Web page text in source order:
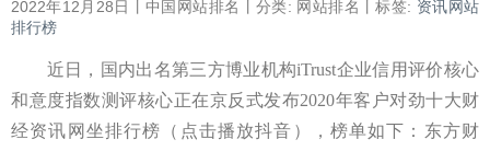
2022年12月28日丨中国网站排名丨分类: 网站排名丨标签: 资讯网站
排行榜
近日，国内出名第三方博业机构iTrust企业信用评价核心
和意度指数测评核心正在京反式发布2020年客户对劲十大财
经资讯网坐排行榜（点击播放抖音），榜单如下：东方财